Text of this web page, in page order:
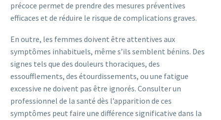
précoce permet de prendre des mesures préventives
efficaces et de réduire le risque de complications graves.
En outre, les femmes doivent être attentives aux
symptômes inhabituels, même s’ils semblent bénins. Des
signes tels que des douleurs thoraciques, des
essoufflements, des étourdissements, ou une fatigue
excessive ne doivent pas être ignorés. Consulter un
professionnel de la santé dès l’apparition de ces
symptômes peut faire une différence significative dans la